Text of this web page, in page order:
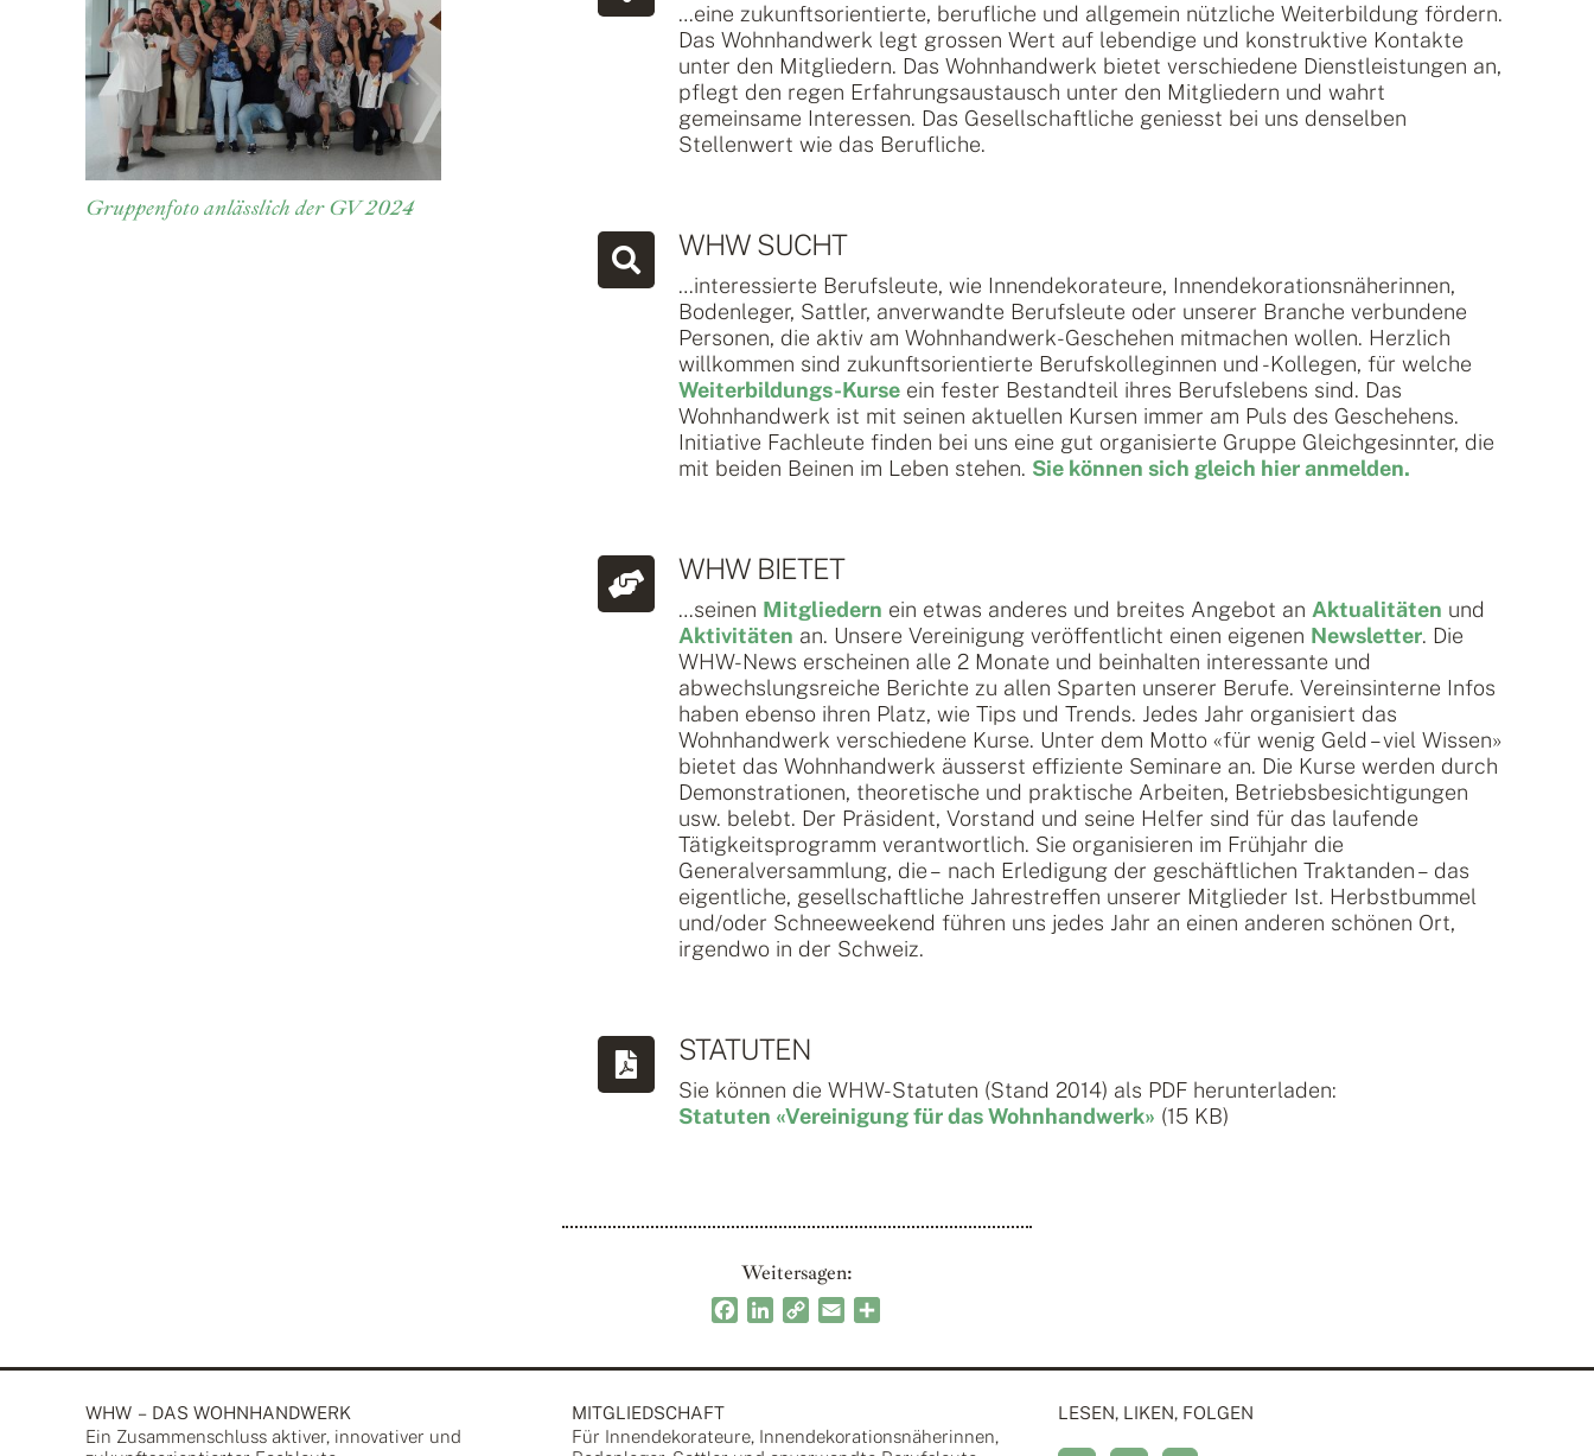
Gruppenfoto anlässlich der GV 2024
…eine zukunftsorientierte, berufliche und allgemein nützliche Weiterbildung fördern.
Das Wohnhandwerk legt grossen Wert auf lebendige und konstruktive Kontakte
unter den Mitgliedern. Das Wohnhandwerk bietet verschiedene Dienstleistungen an,
pflegt den regen Erfahrungsaustausch unter den Mitgliedern und wahrt
gemeinsame Interessen. Das Gesellschaftliche geniesst bei uns denselben
Stellenwert wie das Berufliche.
WHW SUCHT
…interessierte Berufsleute, wie Innendekorateure, Innendekorationsnäherinnen,
Bodenleger, Sattler, anverwandte Berufsleute oder unserer Branche verbundene
Personen, die aktiv am Wohnhandwerk-Geschehen mitmachen wollen. Herzlich
willkommen sind zukunftsorientierte Berufskolleginnen und -Kollegen, für welche
Weiterbildungs-Kurse ein fester Bestandteil ihres Berufslebens sind. Das
Wohnhandwerk ist mit seinen aktuellen Kursen immer am Puls des Geschehens.
Initiative Fachleute finden bei uns eine gut organisierte Gruppe Gleichgesinnter, die
mit beiden Beinen im Leben stehen. Sie können sich gleich hier anmelden.
WHW BIETET
…seinen Mitgliedern ein etwas anderes und breites Angebot an Aktualitäten und
Aktivitäten an. Unsere Vereinigung veröffentlicht einen eigenen Newsletter. Die
WHW-News erscheinen alle 2 Monate und beinhalten interessante und
abwechslungsreiche Berichte zu allen Sparten unserer Berufe. Vereinsinterne Infos
haben ebenso ihren Platz, wie Tips und Trends. Jedes Jahr organisiert das
Wohnhandwerk verschiedene Kurse. Unter dem Motto «für wenig Geld – viel Wissen»
bietet das Wohnhandwerk äusserst effiziente Seminare an. Die Kurse werden durch
Demonstrationen, theoretische und praktische Arbeiten, Betriebsbesichtigungen
usw. belebt. Der Präsident, Vorstand und seine Helfer sind für das laufende
Tätigkeitsprogramm verantwortlich. Sie organisieren im Frühjahr die
Generalversammlung, die – nach Erledigung der geschäftlichen Traktanden – das
eigentliche, gesellschaftliche Jahrestreffen unserer Mitglieder Ist. Herbstbummel
und/oder Schneeweekend führen uns jedes Jahr an einen anderen schönen Ort,
irgendwo in der Schweiz.
STATUTEN
Sie können die WHW-Statuten (Stand 2014) als PDF herunterladen:
Statuten «Vereinigung für das Wohnhandwerk» (15 KB)
Weitersagen:
Facebook
LinkedIn
Copy
Email
WHW – DAS WOHNHANDWERK
Ein Zusammen­schluss aktiver, inno­vativer und
MITGLIEDSCHAFT
Für Innendekorateure, Innendekorationsnäherinnen,
LESEN, LIKEN, FOLGEN